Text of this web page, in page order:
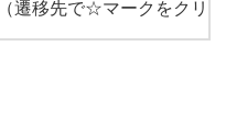
（遷移先で☆マークをクリ